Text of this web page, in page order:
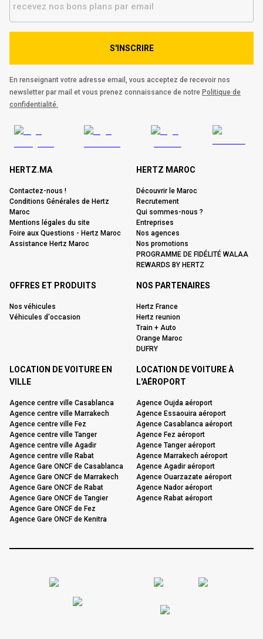
S'INSCRIRE
En renseignant votre adresse email, vous acceptez de recevoir nos
newsletter par mail et vous prenez connaissance de notre Politique de
confidentialité.
HERTZ.MA
Contactez-nous !
Conditions Générales de Hertz
Maroc
Mentions légales du site
Foire aux Questions - Hertz Maroc
Assistance Hertz Maroc
HERTZ MAROC
Découvrir le Maroc
Recrutement
Qui sommes-nous ?
Entreprises
Nos agences
Nos promotions
PROGRAMME DE FIDÉLITÉ WALAA
REWARDS BY HERTZ
OFFRES ET PRODUITS
Nos véhicules
Véhicules d'occasion
NOS PARTENAIRES
Hertz France
Hertz reunion
Train + Auto
Orange Maroc
DUFRY
LOCATION DE VOITURE EN
VILLE
Agence centre ville Casablanca
Agence centre ville Marrakech
Agence centre ville Fez
Agence centre ville Tanger
Agence centre ville Agadir
Agence centre ville Rabat
Agence Gare ONCF de Casablanca
Agence Gare ONCF de Marrakech
Agence Gare ONCF de Rabat
Agence Gare ONCF de Tangier
Agence Gare ONCF de Fez
Agence Gare ONCF de Kenitra
LOCATION DE VOITURE À
L'AÉROPORT
Agence Oujda aéroport
Agence Essaouira aéroport
Agence Casablanca aéroport
Agence Fez aéroport
Agence Tanger aéroport
Agence Marrakech aéroport
Agence Agadir aéroport
Agence Ouarzazate aéroport
Agence Nador aéroport
Agence Rabat aéroport